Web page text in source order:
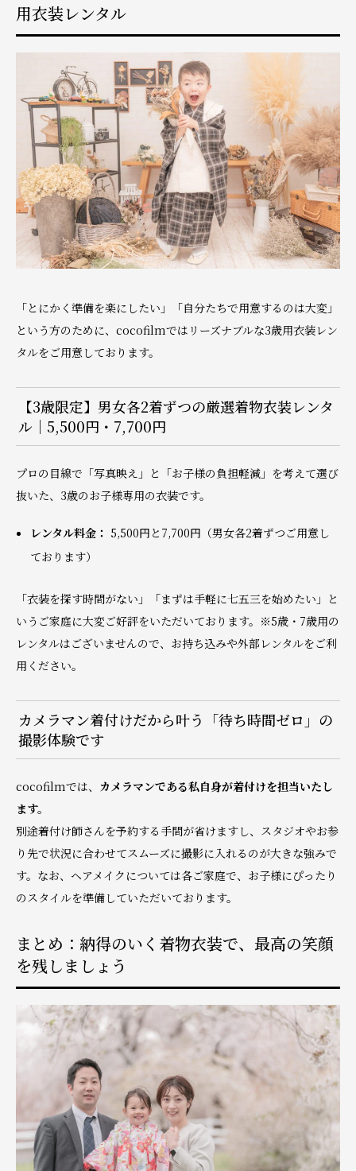
用衣装レンタル
「とにかく準備を楽にしたい」「自分たちで用意するのは大変」
という方のために、cocofilmではリーズナブルな3歳用衣装レン
タルをご用意しております。
【3歳限定】男女各2着ずつの厳選着物衣装レンタ
ル｜5,500円・7,700円
プロの目線で「写真映え」と「お子様の負担軽減」を考えて選び
抜いた、3歳のお子様専用の衣装です。
レンタル料金： 5,500円と7,700円（男女各2着ずつご用意し
ております）
「衣装を探す時間がない」「まずは手軽に七五三を始めたい」と
いうご家庭に大変ご好評をいただいております。※5歳・7歳用の
レンタルはございませんので、お持ち込みや外部レンタルをご利
用ください。
カメラマン着付けだから叶う「待ち時間ゼロ」の
撮影体験です
cocofilmでは、 カメラマンである私自身が着付けを担当いたし
ます。
別途着付け師さんを予約する手間が省けますし、スタジオやお参
り先で状況に合わせてスムーズに撮影に入れるのが大きな強みで
す。なお、ヘアメイクについては各ご家庭で、お子様にぴったり
のスタイルを準備していただいております。
まとめ：納得のいく着物衣装で、最高の笑顔
を残しましょう